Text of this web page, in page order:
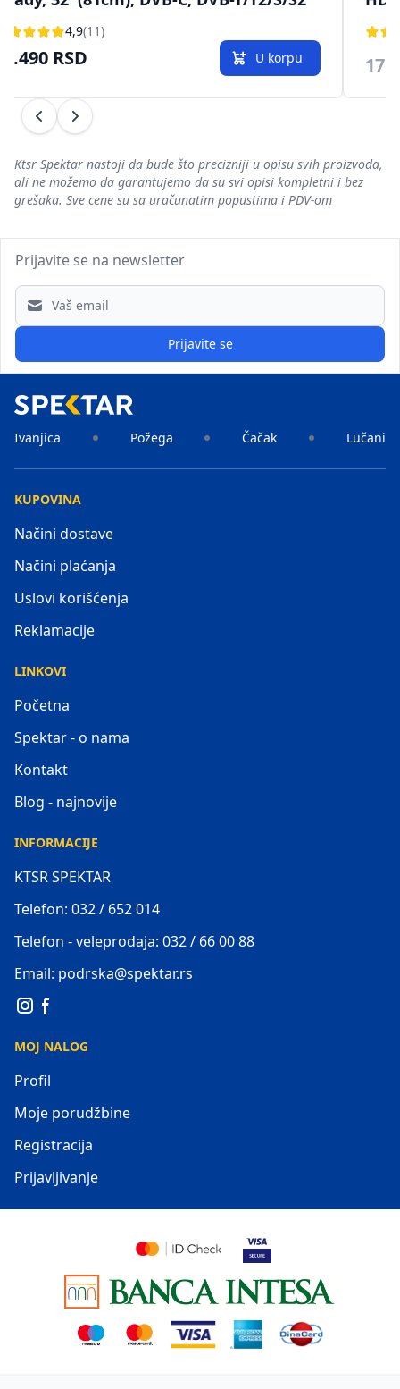
4,6(9)
RSD NEDOSTUPAN
Prethodni
Sledeći
Ktsr Spektar nastoji da bude što precizniji u opisu svih proizvoda,
ali ne možemo da garantujemo da su svi opisi kompletni i bez
grešaka. Sve cene su sa uračunatim popustima i PDV-om
Prijavite se na newsletter
Email address
Prijavite se
Ivanjica Požega Čačak Lučani
KUPOVINA
Načini dostave
Načini plaćanja
Uslovi korišćenja
Reklamacije
LINKOVI
Početna
Spektar - o nama
Kontakt
Blog - najnovije
INFORMACIJE
KTSR SPEKTAR
Telefon: 032 / 652 014
Telefon - veleprodaja: 032 / 66 00 88
Email: podrska@spektar.rs
MOJ NALOG
Profil
Moje porudžbine
Registracija
Prijavljivanje